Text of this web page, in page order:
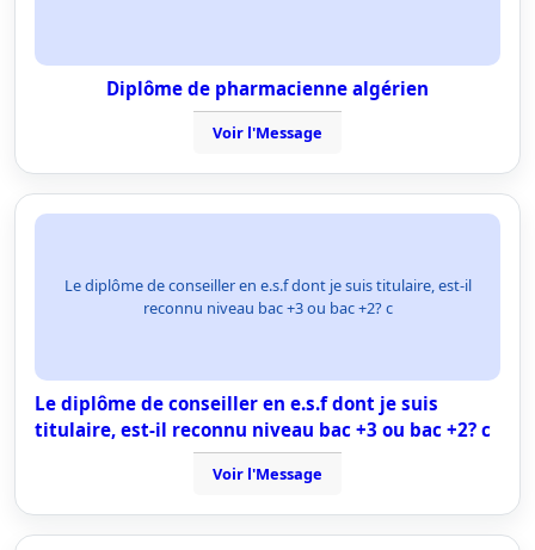
Diplôme de pharmacienne algérien
Voir l'Message
Le diplôme de conseiller en e.s.f dont je suis titulaire, est-il
reconnu niveau bac +3 ou bac +2? c
Le diplôme de conseiller en e.s.f dont je suis
titulaire, est-il reconnu niveau bac +3 ou bac +2? c
Voir l'Message